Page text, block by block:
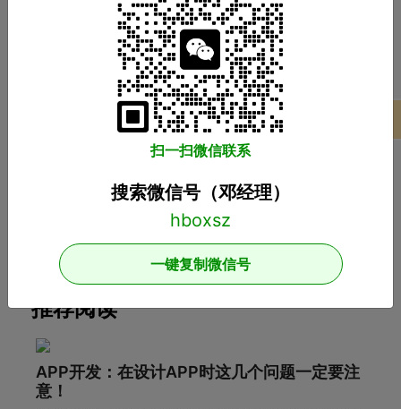
APP开发 软件开发 商城开发
游戏开发
广州APP开发
商城系统开发
推荐阅读
APP开发：在设计APP时这几个问题一定要注
意！
扫一扫微信联系
搜索微信号（邓经理）
一键复制微信号